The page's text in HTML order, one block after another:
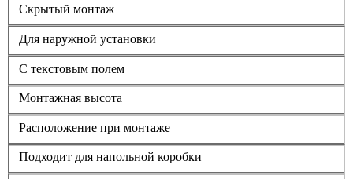
Скрытый монтаж
Для наружной установки
С текстовым полем
Монтажная высота
Расположение при монтаже
Подходит для напольной коробки